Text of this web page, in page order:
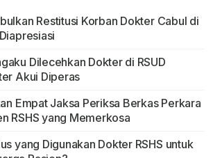
Restitusi Korban Dokter Cabul di
Dilecehkan Dokter di RSUD
Akui Diperas
Empat Jaksa Periksa Berkas Perkara
RSHS yang Memerkosa
yang Digunakan Dokter RSHS untuk